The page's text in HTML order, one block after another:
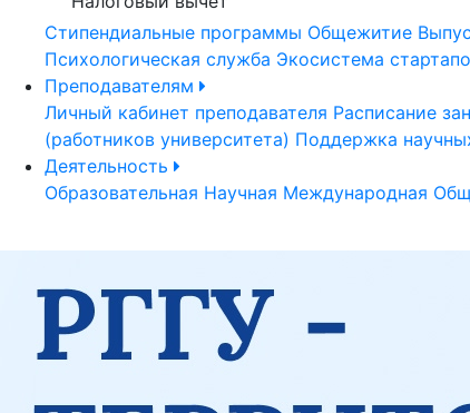
Стипендиальные программы Общежитие
Психологическая служба Экосистема
Преподавателям
Личный кабинет преподавателя Расписание
(работников университета) Поддержка
Деятельность
Образовательная Научная Международная